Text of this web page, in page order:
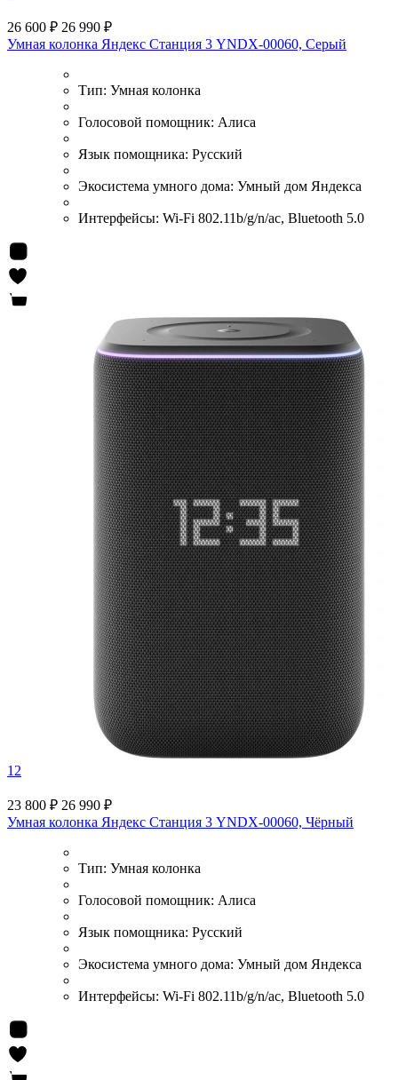
26 600 ₽ 26 990 ₽
Умная колонка Яндекс Станция 3 YNDX-00060, Серый
Тип: Умная колонка
Голосовой помощник: Алиса
Язык помощника: Русский
Экосистема умного дома: Умный дом Яндекса
Интерфейсы: Wi-Fi 802.11b/g/n/ac, Bluetooth 5.0
12
23 800 ₽ 26 990 ₽
Умная колонка Яндекс Станция 3 YNDX-00060, Чёрный
Тип: Умная колонка
Голосовой помощник: Алиса
Язык помощника: Русский
Экосистема умного дома: Умный дом Яндекса
Интерфейсы: Wi-Fi 802.11b/g/n/ac, Bluetooth 5.0